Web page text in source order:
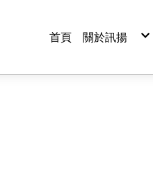
首頁 關於訊揚